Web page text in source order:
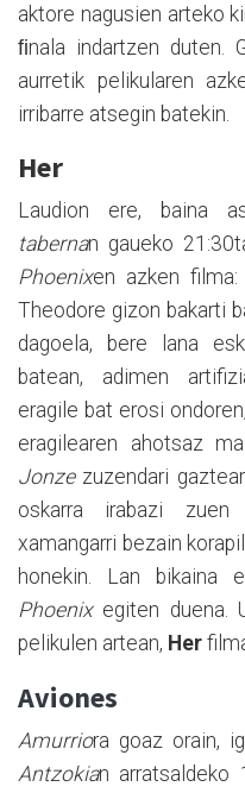
aktore nagusien arteko
ﬁnala indartzen duten.
aurretik pelikularen
irribarre atsegin batekin.
Her
Laudion ere, baina
tabernan gaueko
Phoenixen azken filma:
Theodore gizon bakarti
dagoela, bere lana
batean, adimen
eragile bat erosi
eragilearen ahotsaz
Jonzezuzendari
oskarra irabazi zuen
xamangarri bezain
honekin. Lan bikaina
Phoenixegiten duena.
pelikulen artean, Her
Aviones
Amurriora goaz orain,
Antzokian arratsaldeko